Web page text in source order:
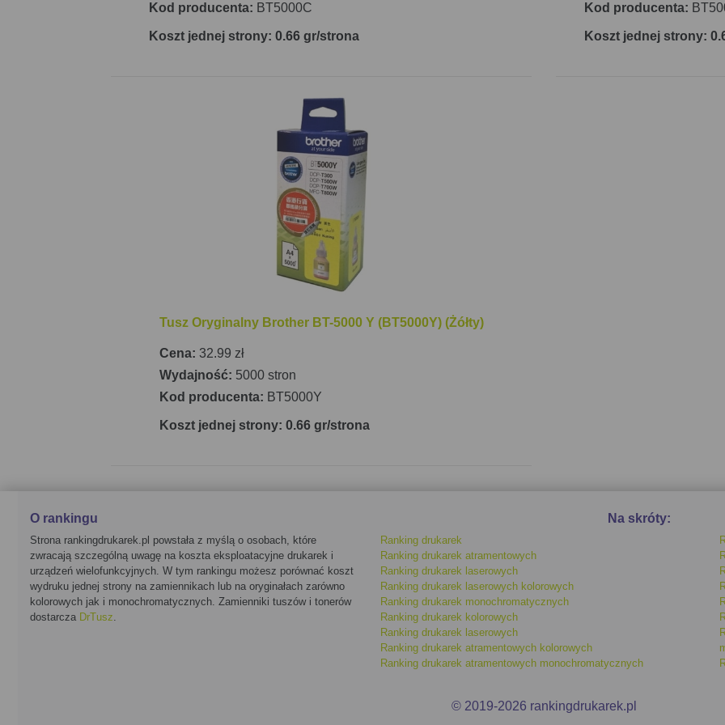
Kod producenta: BT5000C
Koszt jednej strony: 0.66 gr/strona
Tusz Oryginalny Brother BT-5000 Y (BT5000Y) (Żółty)
Cena: 32.99 zł
Wydajność: 5000 stron
Kod producenta: BT5000Y
Koszt jednej strony: 0.66 gr/strona
Kod producenta:
Koszt jednej strony:
O rankingu
Strona rankingdrukarek.pl powstała z myślą o osobach, które
zwracają szczególną uwagę na koszta eksploatacyjne drukarek i
urządzeń wielofunkcyjnych. W tym rankingu możesz porównać koszt
wydruku jednej strony na zamiennikach lub na oryginałach zarówno
kolorowych jak i monochromatycznych. Zamienniki tuszów i tonerów
dostarcza DrTusz.
Na skróty:
Ranking drukarek
Ranking drukarek atramentowych
Ranking drukarek laserowych
Ranking drukarek laserowych kolorowych
Ranking drukarek monochromatycznych
Ranking drukarek kolorowych
Ranking drukarek laserowych
Ranking drukarek atramentowych kolorowych
Ranking drukarek atramentowych monochromatycznych
© 2019-2026 rankingdrukarek.pl